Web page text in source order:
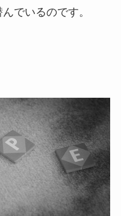
でいるのです。